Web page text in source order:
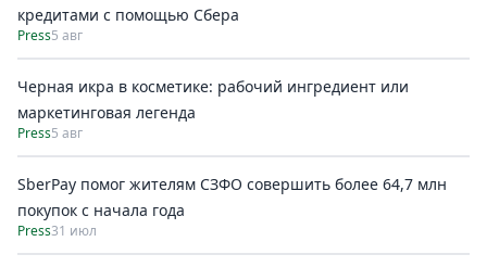
кредитами с помощью Сбера
Press5 авг
Черная икра в косметике: рабочий ингредиент или
маркетинговая легенда
Press5 авг
SberPay помог жителям СЗФО совершить более 64,7 млн
покупок c начала года
Press31 июл